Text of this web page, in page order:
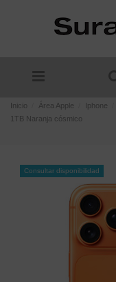
Inicio Área Apple Iphone
1TB Naranja cósmico
Consultar disponibilidad